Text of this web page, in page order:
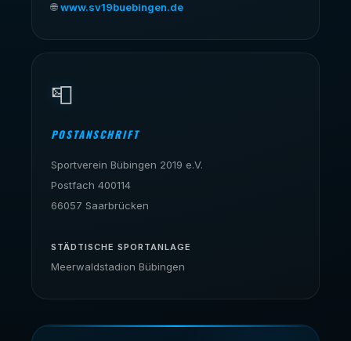
🌐www.sv19buebingen.de
📮
POSTANSCHRIFT
Sportverein Bübingen 2019 e.V.
Postfach 400114
66057 Saarbrücken
STÄDTISCHE SPORTANLAGE
Meerwaldstadion Bübingen